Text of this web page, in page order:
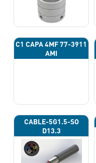
C1 CAPA 4ΜF 77-3911
AMI
CABLE-5G1.5-SO
D13.3